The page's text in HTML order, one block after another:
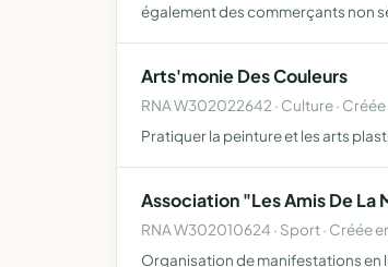
également des commerçants non
Arts'monie Des Couleurs
RNA W302022642 · Culture ·
Pratiquer la peinture et les arts
Association "Les Amis De La
RNA W302010624 · Sport · Créée
Organisation de manifestations en